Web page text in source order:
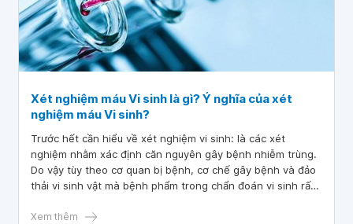
Xét nghiệm máu Vi sinh là gì? Ý nghĩa của xét
nghiệm máu Vi sinh?
Trước hết cần hiểu về xét nghiệm vi sinh: là các xét
nghiệm nhằm xác định căn nguyên gây bệnh nhiễm trùng.
Do vậy tùy theo cơ quan bị bệnh, cơ chế gây bệnh và đảo
thải vi sinh vật mà bệnh phẩm trong chẩn đoán vi sinh rất
cơ thể... và máu.
Xem thêm